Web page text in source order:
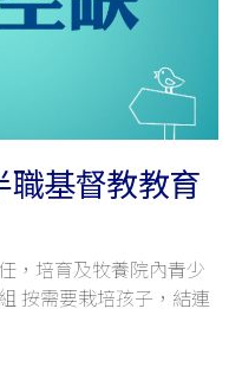
基督教教育
，培育及牧養院內青少
按需要栽培孩子，結連